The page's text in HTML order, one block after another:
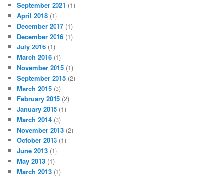
September 2021 (1)
April 2018 (1)
December 2017 (1)
December 2016 (1)
July 2016 (1)
March 2016 (1)
November 2015 (1)
September 2015 (2)
March 2015 (3)
February 2015 (2)
January 2015 (1)
March 2014 (3)
November 2013 (2)
October 2013 (1)
June 2013 (1)
May 2013 (1)
March 2013 (1)